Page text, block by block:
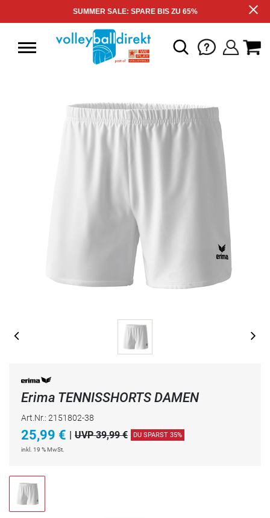
SUMMER SALE: SPARE BIS ZU 65%
Erima TENNISSHORTS DAMEN
Art.Nr.: 2151802-38
25,99 € | UVP 39,99 € DU SPARST 35%
inkl. 19 % MwSt.